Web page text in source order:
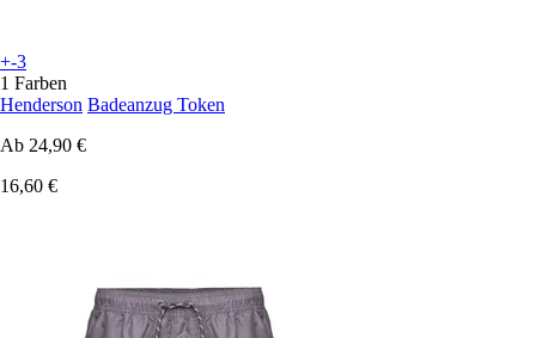
+-3
1 Farben
Henderson Badeanzug Token
Ab 24,90 €
16,60 €